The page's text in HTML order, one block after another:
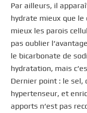
Par ailleurs, il
hydrate mieux que
mieux les parois
pas oublier
le bicarbonate de
hydratation, mais
Dernier point : le sel,
hypertenseur, et
apports n’est pas